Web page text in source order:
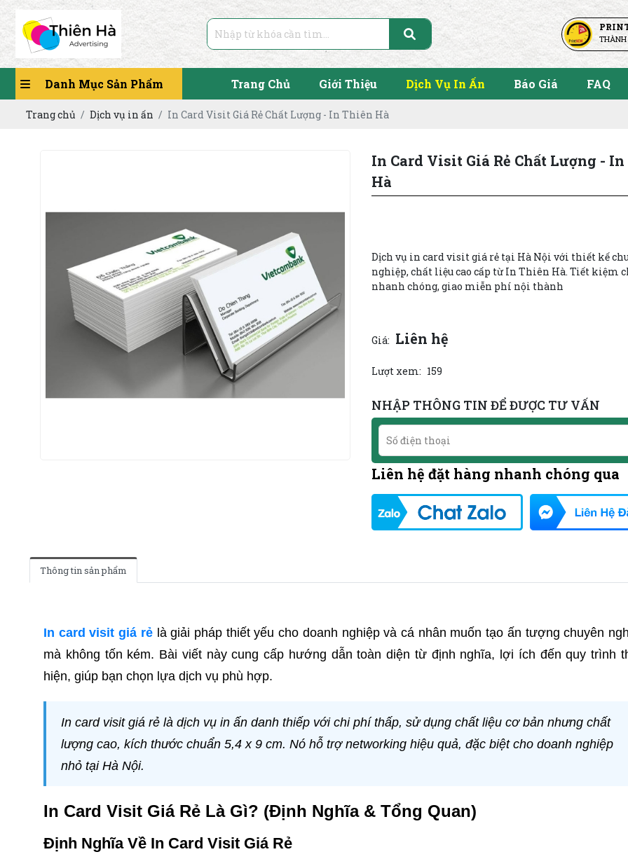
THÀNH
Danh Mục Sản Phẩm Trang Chủ Giới Thiệu Dịch Vụ In Ấn Báo Giá FAQ
Trang chủ Dịch vụ in ấn In Card Visit Giá Rẻ Chất Lượng - In Thiên Hà
In Card Visit Giá Rẻ Chất Lượng -
Hà
Dịch vụ in card visit giá rẻ tại Hà Nội với thiết kế
nghiệp, chất liệu cao cấp từ In Thiên Hà. Tiết kiệm
nhanh chóng, giao miễn phí nội thành
Giá: Liên hệ
Lượt xem: 159
NHẬP THÔNG TIN ĐỂ ĐƯỢC TƯ VẤN
Liên hệ đặt hàng nhanh chóng qua
Thông tin sản phẩm
In card visit giá rẻlà giải pháp thiết yếu cho doanh nghiệp và cá nhân muốn tạo ấn tượng chuyên
mà không tốn kém. Bài viết này cung cấp hướng dẫn toàn diện từ định nghĩa, lợi ích đến quy trình
hiện, giúp bạn chọn lựa dịch vụ phù hợp.
In card visit giá rẻ là dịch vụ in ấn danh thiếp với chi phí thấp, sử dụng chất liệu cơ bản nhưng chất
lượng cao, kích thước chuẩn 5,4 x 9 cm. Nó hỗ trợ networking hiệu quả, đặc biệt cho doanh nghiệp
nhỏ tại Hà Nội.
In Card Visit Giá Rẻ Là Gì? (Định Nghĩa & Tổng Quan)
Định Nghĩa Về In Card Visit Giá Rẻ